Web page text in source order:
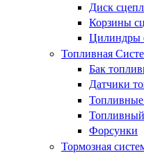
Диск
Корзины
Цилиндры
Топливная
Бак
Датчики
Форсунки
Тормозная